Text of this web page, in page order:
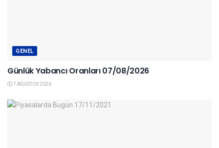
GENEL
Günlük Yabancı Oranları 07/08/2026
7 AĞUSTOS 2026